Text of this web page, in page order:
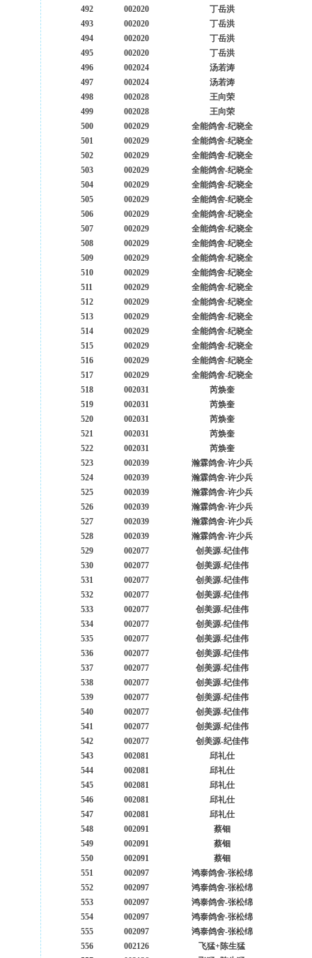
492
002020
丁岳洪
493
002020
丁岳洪
494
002020
丁岳洪
495
002020
丁岳洪
496
002024
汤若涛
497
002024
汤若涛
498
002028
王向荣
499
002028
王向荣
500
002029
全能鸽舍-纪晓全
501
002029
全能鸽舍-纪晓全
502
002029
全能鸽舍-纪晓全
503
002029
全能鸽舍-纪晓全
504
002029
全能鸽舍-纪晓全
505
002029
全能鸽舍-纪晓全
506
002029
全能鸽舍-纪晓全
507
002029
全能鸽舍-纪晓全
508
002029
全能鸽舍-纪晓全
509
002029
全能鸽舍-纪晓全
510
002029
全能鸽舍-纪晓全
511
002029
全能鸽舍-纪晓全
512
002029
全能鸽舍-纪晓全
513
002029
全能鸽舍-纪晓全
514
002029
全能鸽舍-纪晓全
515
002029
全能鸽舍-纪晓全
516
002029
全能鸽舍-纪晓全
517
002029
全能鸽舍-纪晓全
518
002031
芮焕奎
519
002031
芮焕奎
520
002031
芮焕奎
521
002031
芮焕奎
522
002031
芮焕奎
523
002039
瀚霖鸽舍-许少兵
524
002039
瀚霖鸽舍-许少兵
525
002039
瀚霖鸽舍-许少兵
526
002039
瀚霖鸽舍-许少兵
527
002039
瀚霖鸽舍-许少兵
528
002039
瀚霖鸽舍-许少兵
529
002077
创美源-纪佳伟
530
002077
创美源-纪佳伟
531
002077
创美源-纪佳伟
532
002077
创美源-纪佳伟
533
002077
创美源-纪佳伟
534
002077
创美源-纪佳伟
535
002077
创美源-纪佳伟
536
002077
创美源-纪佳伟
537
002077
创美源-纪佳伟
538
002077
创美源-纪佳伟
539
002077
创美源-纪佳伟
540
002077
创美源-纪佳伟
541
002077
创美源-纪佳伟
542
002077
创美源-纪佳伟
543
002081
邱礼仕
544
002081
邱礼仕
545
002081
邱礼仕
546
002081
邱礼仕
547
002081
邱礼仕
548
002091
蔡钿
549
002091
蔡钿
550
002091
蔡钿
551
002097
鸿泰鸽舍-张松绵
552
002097
鸿泰鸽舍-张松绵
553
002097
鸿泰鸽舍-张松绵
554
002097
鸿泰鸽舍-张松绵
555
002097
鸿泰鸽舍-张松绵
556
002126
飞猛+陈生猛